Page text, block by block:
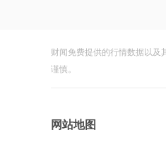
财闻免费提供的行情数据以及
谨慎。
网站地图